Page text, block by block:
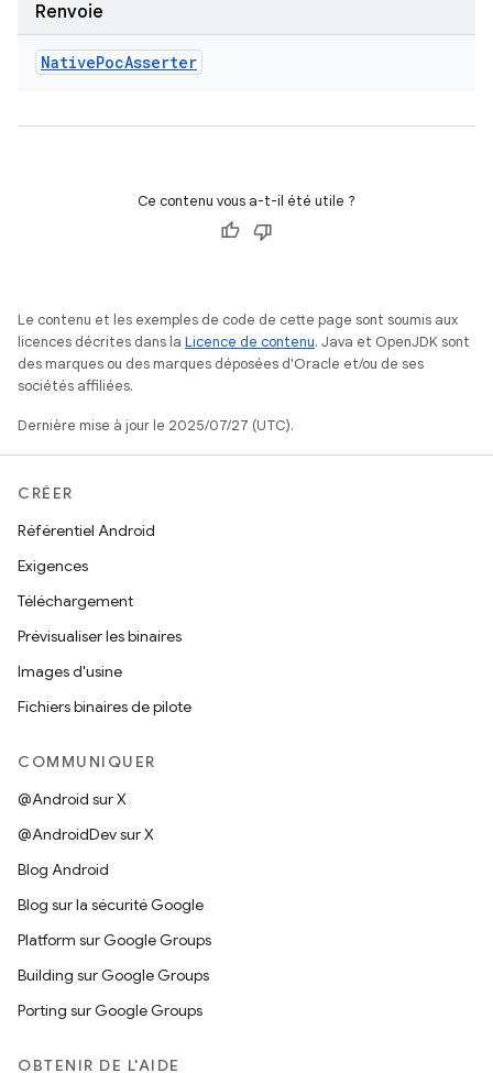
Renvoie
NativePocAsserter
Ce contenu vous a-t-il été utile ?
Le contenu et les exemples de code de cette page sont soumis aux
licences décrites dans la Licence de contenu. Java et OpenJDK sont
des marques ou des marques déposées d'Oracle et/ou de ses
sociétés affiliées.
Dernière mise à jour le 2025/07/27 (UTC).
CRÉER
Référentiel Android
Exigences
Téléchargement
Prévisualiser les binaires
Images d'usine
Fichiers binaires de pilote
COMMUNIQUER
@Android sur X
@AndroidDev sur X
Blog Android
Blog sur la sécurité Google
Platform sur Google Groups
Building sur Google Groups
Porting sur Google Groups
OBTENIR DE L'AIDE